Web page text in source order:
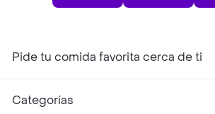
Pide tu comida favorita cerca de ti
Categorías